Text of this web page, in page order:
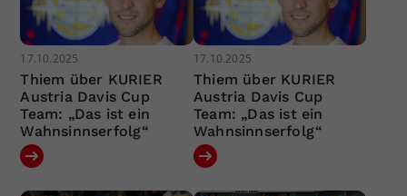
17.10.2025
Thiem über KURIER
Austria Davis Cup
Team: „Das ist ein
Wahnsinnserfolg“
17.10.2025
Thiem über KURIER
Austria Davis Cup
Team: „Das ist ein
Wahnsinnserfolg“